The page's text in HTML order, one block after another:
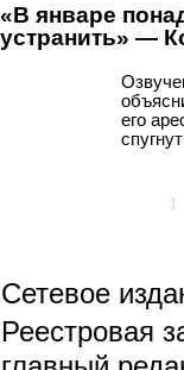
«В январе
устранить» —
его
1
Сетевое
Реестровая